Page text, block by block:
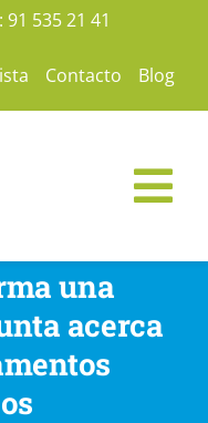
91 535 21 41
Contacto Blog
una
acerca